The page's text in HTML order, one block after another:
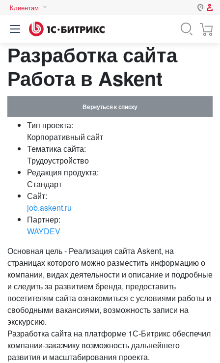
Клиентам
Казахстан
Авторизация
Зарегистрироваться
Логин
Пароль
Запомнить меня на этом
Забыли свой пароль?
Разработка сайта
Работа в Askent
Вернуться к списку
Тип проекта:
Корпоративный сайт
Тематика сайта:
Трудоустройство
Редакция продукта:
Стандарт
Сайт:
job.askent.ru
Партнер:
WAYDEV
Основная цель - Реализация сайта Askent, на
страницах которого можно разместить информацию о
компании, видах деятельности и описание и подробные
и следить за развитием бренда, предоставить
посетителям сайта ознакомиться с условиями работы и
свободными вакансиями, возможность записи на
экскурсию.
Разработка сайта на платформе 1С-Битрикс обеспечил
компании-заказчику возможность дальнейшего
развития и масштабирования проекта.